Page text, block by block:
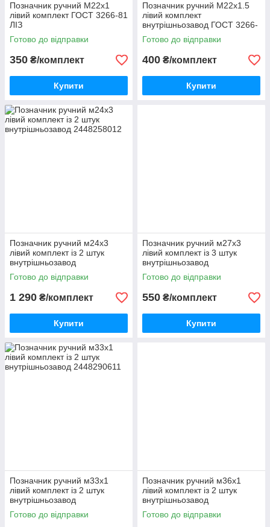
Позначник ручний М22х1
лівий комплект ГОСТ 3266-81
ЛІЗ
Готово до відправки
350 ₴/комплект
Купити
Позначник ручний М22х1.5
лівий комплект
внутрішньозавод ГОСТ 3266-
81 ЛІЗ
Готово до відправки
400 ₴/комплект
Купити
Позначник ручний м24х3
лівий комплект із 2 штук
внутрішньозавод
Готово до відправки
1 290 ₴/комплект
Купити
Позначник ручний м27х3
лівий комплект із 3 штук
внутрішньозавод
Готово до відправки
550 ₴/комплект
Купити
Позначник ручний м33х1
лівий комплект із 2 штук
внутрішньозавод
Готово до відправки
Позначник ручний м36х1
лівий комплект із 2 штук
внутрішньозавод
Готово до відправки